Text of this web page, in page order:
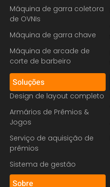
Máquina de garra coletora
de OVNIs
Máquina de garra chave
Máquina de arcade de
corte de barbeiro
Soluções
Design de layout completo
Armários de Prêmios &
Jogos
Serviço de aquisição de
prêmios
Sistema de gestão
Sobre